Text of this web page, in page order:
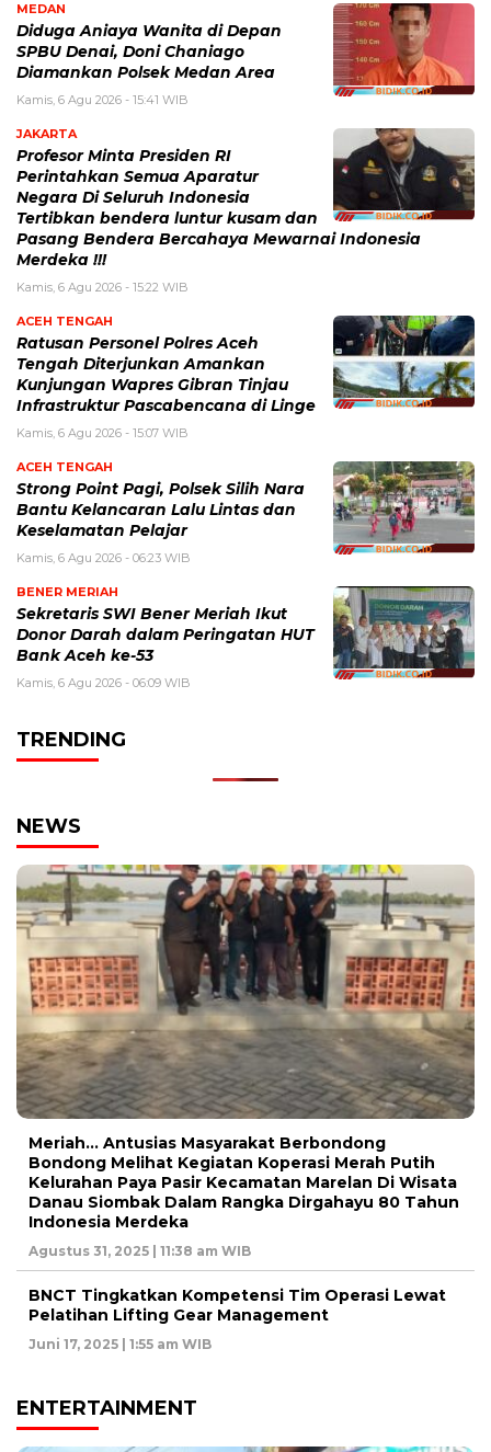
MEDAN
Diduga Aniaya Wanita di Depan
SPBU Denai, Doni Chaniago
Diamankan Polsek Medan Area
Kamis, 6 Agu 2026 - 15:41 WIB
JAKARTA
Profesor Minta Presiden RI
Perintahkan Semua Aparatur
Negara Di Seluruh Indonesia
Tertibkan bendera luntur kusam dan
Pasang Bendera Bercahaya Mewarnai Indonesia
Merdeka !!!
Kamis, 6 Agu 2026 - 15:22 WIB
ACEH TENGAH
Ratusan Personel Polres Aceh
Tengah Diterjunkan Amankan
Kunjungan Wapres Gibran Tinjau
Infrastruktur Pascabencana di Linge
Kamis, 6 Agu 2026 - 15:07 WIB
ACEH TENGAH
Strong Point Pagi, Polsek Silih Nara
Bantu Kelancaran Lalu Lintas dan
Keselamatan Pelajar
Kamis, 6 Agu 2026 - 06:23 WIB
BENER MERIAH
Sekretaris SWI Bener Meriah Ikut
Donor Darah dalam Peringatan HUT
Bank Aceh ke-53
Kamis, 6 Agu 2026 - 06:09 WIB
TRENDING
NEWS
Meriah… Antusias Masyarakat Berbondong
Bondong Melihat Kegiatan Koperasi Merah Putih
Kelurahan Paya Pasir Kecamatan Marelan Di Wisata
Danau Siombak Dalam Rangka Dirgahayu 80 Tahun
Indonesia Merdeka
Agustus 31, 2025 | 11:38 am WIB
BNCT Tingkatkan Kompetensi Tim Operasi Lewat
Pelatihan Lifting Gear Management
Juni 17, 2025 | 1:55 am WIB
ENTERTAINMENT